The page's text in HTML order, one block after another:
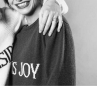
INTERVISTE
RUBRICHE